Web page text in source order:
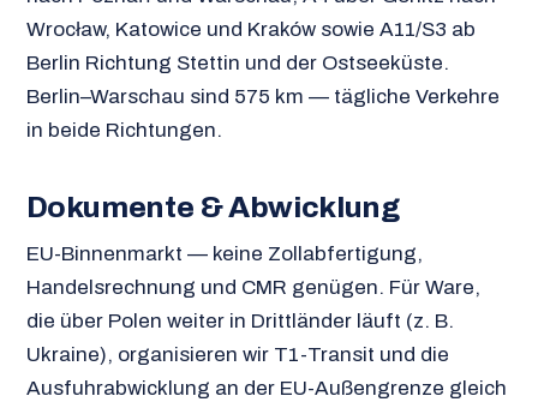
Wrocław, Katowice und Kraków sowie A11/S3 ab
Berlin Richtung Stettin und der Ostseeküste.
Berlin–Warschau sind 575 km — tägliche Verkehre
in beide Richtungen.
Dokumente & Abwicklung
EU-Binnenmarkt — keine Zollabfertigung,
Handelsrechnung und CMR genügen. Für Ware,
die über Polen weiter in Drittländer läuft (z. B.
Ukraine), organisieren wir T1-Transit und die
Ausfuhrabwicklung an der EU-Außengrenze gleich